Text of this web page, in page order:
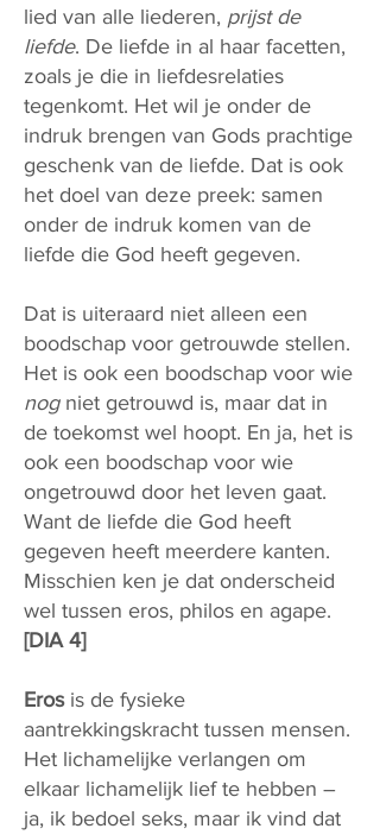
lied van alle liederen, prijst de
liefde. De liefde in al haar facetten,
zoals je die in liefdesrelaties
tegenkomt. Het wil je onder de
indruk brengen van Gods prachtige
geschenk van de liefde. Dat is ook
het doel van deze preek: samen
onder de indruk komen van de
liefde die God heeft gegeven.
Dat is uiteraard niet alleen een
boodschap voor getrouwde stellen.
Het is ook een boodschap voor wie
nog niet getrouwd is, maar dat in
de toekomst wel hoopt. En ja, het is
ook een boodschap voor wie
ongetrouwd door het leven gaat.
Want de liefde die God heeft
gegeven heeft meerdere kanten.
Misschien ken je dat onderscheid
wel tussen eros, philos en agape.
[DIA 4]
Erosis de fysieke
aantrekkingskracht tussen mensen.
Het lichamelijke verlangen om
elkaar lichamelijk lief te hebben –
ja, ik bedoel seks, maar ik vind dat